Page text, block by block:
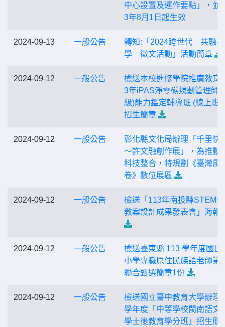
中心設置及運作要點」，並
3年8月1日起生效
2024-09-13 一般公告
轉知:「2024跨世代 共融共
學 徵文活動」活動簡章
2024-09-12 一般公告
檢送本校進修學院推廣教育
3年iPAS淨零碳規劃管理師(
級)能力鑑定輔導班 (線上班)
招生簡章
2024-09-12 一般公告
彰化縣文化局辦理「千里快
～許文融創作展」，為推動
科技整合，特規劃《臺灣風
卷》數位展區
2024-09-12 一般公告
檢送「113年南投縣STEM
教案設計成果發表會」海報
2024-09-12 一般公告
檢送臺東縣 113 學年度國民
小學專職原住民族語老師第
聯合甄選簡章1份
2024-09-12 一般公告
檢送國立臺中教育大學辦理
學年度「中等學校閩南語文
學士後教育學分班」招生簡